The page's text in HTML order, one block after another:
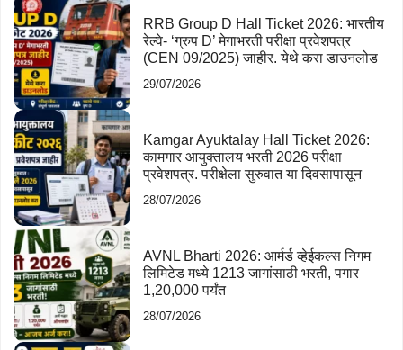
RRB Group D Hall Ticket 2026: भारतीय
रेल्वे- ‘ग्रुप D’ मेगाभरती परीक्षा प्रवेशपत्र
(CEN 09/2025) जाहीर. येथे करा डाउनलोड
29/07/2026
Kamgar Ayuktalay Hall Ticket 2026:
कामगार आयुक्तालय भरती 2026 परीक्षा
प्रवेशपत्र. परीक्षेला सुरुवात या दिवसापासून
28/07/2026
AVNL Bharti 2026: आर्मर्ड व्हेईकल्स निगम
लिमिटेड मध्ये 1213 जागांसाठी भरती, पगार
1,20,000 पर्यंत
28/07/2026